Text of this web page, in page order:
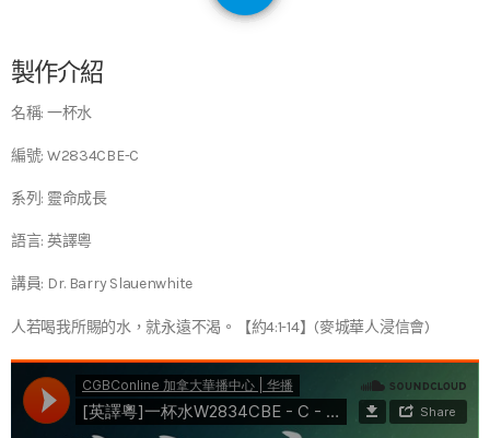
製作介紹
名稱: 一杯水
編號: W2834CBE-C
系列: 靈命成長
語言: 英譯粵
講員: Dr. Barry Slauenwhite
人若喝我所賜的水，就永遠不渴。【約4:1-14】(麥城華人浸信會)